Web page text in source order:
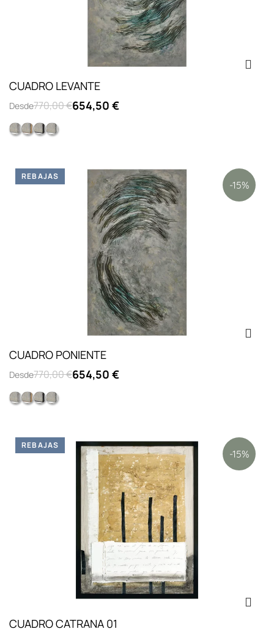
CUADRO LEVANTE
Desde770,00 €654,50 €
Opc.2: marco L lacado blanco
Opc.4: marco L chapado roble
Opc.3: marco L lacado negro
Opc.1: sin marco
CUADRO PONIENTE
Desde770,00 €654,50 €
Opc.2: marco L lacado blanco
Opc.4: marco L chapado roble
Opc.3: marco L lacado negro
Opc.1: sin marco
-15%
REBAJAS
CUADRO CATRANA 01
-15%
REBAJAS